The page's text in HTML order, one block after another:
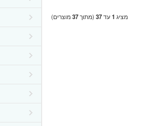
מציג 1עד37(מתוך37מוצרים)